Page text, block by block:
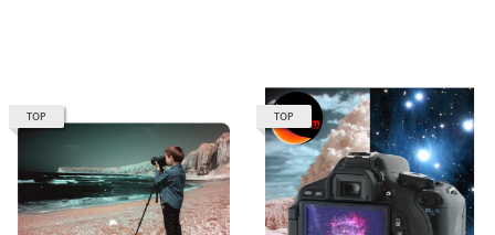
TOP TOP